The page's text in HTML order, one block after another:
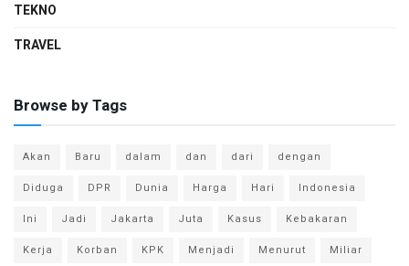
TEKNO
TRAVEL
Browse by Tags
Akan Baru dalam dan dari
dengan
Diduga
DPR Dunia Harga Hari
Indonesia
Ini
Jadi Jakarta Juta Kasus
Kebakaran
Kerja
Korban KPK Menjadi Menurut
Miliar